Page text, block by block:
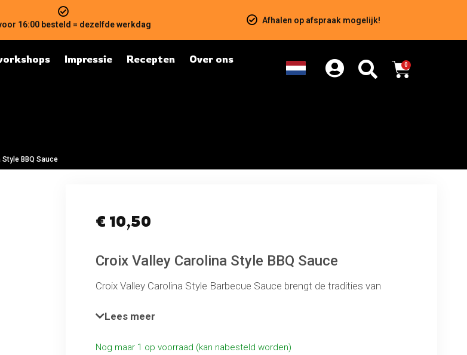
16:00 besteld = dezelfde werkdag
Afhalen op afspraak mogelijk!
Impressie Recepten
Over ons
0
BBQ Sauce
€ 10,50
Croix Valley Carolina Style BBQ Sauce
Croix Valley Carolina Style Barbecue Sauce brengt de tradities van
kenmerkende mosterdgebaseerde sauzen van de regio met een
Lees meer
Nog maar 1 op voorraad (kan nabesteld worden)